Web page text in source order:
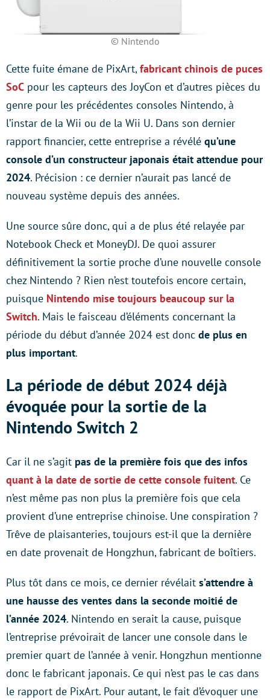
© Nintendo
Cette fuite émane de PixArt,fabricant chinois de puces
SoC pour les capteurs des JoyCon et d’autres pièces du
genre pour les précédentes consoles Nintendo, à
l’instar de la Wii ou de la Wii U. Dans son dernier
rapport financier, cette entreprise a révélé qu’une
console d’un constructeur japonais était attendue pour
2024. Précision : ce dernier n’aurait pas lancé de
nouveau système depuis des années.
Une source sûre donc, qui a de plus été relayée par
Notebook Check et MoneyDJ. De quoi assurer
définitivement la sortie proche d’une nouvelle console
chez Nintendo ? Rien n’est toutefois encore certain,
puisque Nintendo mise toujours beaucoup sur la
Switch. Mais le faisceau d’éléments concernant la
période du début d’année 2024 est donc de plus en
plus important.
La période de début 2024 déjà
évoquée pour la sortie de la
Nintendo Switch 2
Car il ne s’agit pas de la première fois que des infos
quant à la date de sortie de cette console fuitent. Ce
n’est même pas non plus la première fois que cela
provient d’une entreprise chinoise. Une conspiration ?
Trêve de plaisanteries, toujours est-il que la dernière
en date provenait de Hongzhun, fabricant de boîtiers.
Plus tôt dans ce mois, ce dernier révélait s’attendre à
une hausse des ventes dans la seconde moitié de
l’année 2024. Nintendo en serait la cause, puisque
l’entreprise prévoirait de lancer une console dans le
premier quart de l’année à venir. Hongzhun mentionne
donc le fabricant japonais. Ce qui n’est pas le cas dans
le rapport de PixArt. Pour autant, le fait d’évoquer une